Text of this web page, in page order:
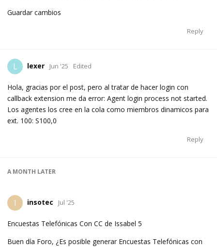
Guardar cambios
Reply
L lexer Jun '25 Edited
Hola, gracias por el post, pero al tratar de hacer login con
callback extension me da error: Agent login process not started.
Los agentes los cree en la cola como miembros dinamicos para
ext. 100: S100,0
Reply
A MONTH LATER
I insotec Jul '25
Encuestas Telefónicas Con CC de Issabel 5
Buen día Foro, ¿Es posible generar Encuestas Telefónicas con